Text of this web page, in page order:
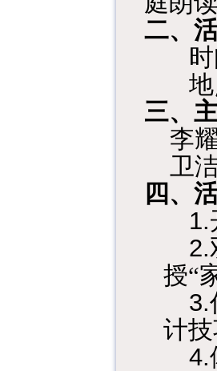
二、
时
三、
李
卫
四、
1.
2.
授“
3.
计
4.